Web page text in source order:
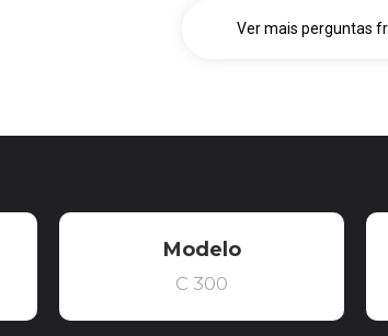
Ver mais perguntas
Modelo
C 300